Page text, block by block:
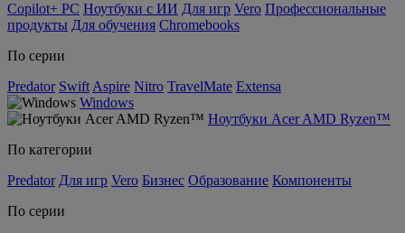
Copilot+ PC Ноутбуки с ИИ Для игр Vero Профессиональные
продукты Для обучения Chromebooks
По серии
Predator Swift Aspire Nitro TravelMate Extensa
Windows
Ноутбуки Acer AMD Ryzen™
По категории
Predator Для игр Vero Бизнес Образование Компоненты
По серии